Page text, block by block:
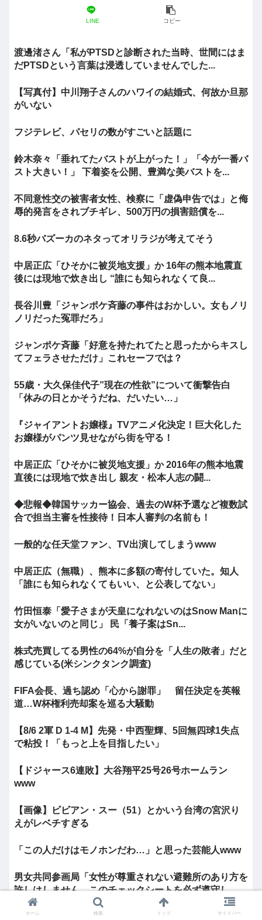
LINE コピー
渡邊渚さん「私がPTSDと診断された当時、世間にはま
だPTSDという言葉は浸透していませんでした...
【写真付】中川翔子さんのハワイの結婚式、何故か旦那
がいない
フジテレビ、パセリの数がすごいと話題に
鈴木奈々「垂れてたバストが上がった！」「今が一番バ
スト大きい！」 下着姿を公開、豊満な美バストを...
不同意性交の被害者女性、検察に「虚偽申告では」と侮
辱的発言をされブチギレ、500万円の損害賠償を...
8.6秒バズーカのネタってオリラジが考えてそう
中居正広「ひそかに被災地支援」か 16年の熊本地震直
後には現地で炊き出し “誰にも知られなくて良...
長谷川豊「ジャンポケ斉藤の事件はおかしい。女もノリ
ノリだった冤罪だろ」
ジャンポケ斉藤「好意を持たれてたと思ったからキスし
てフェラさせただけ」これセーフでは？
55歳・大久保佳代子”現在の性欲”について衝撃告白
「休みの日とかそうだね、だいたい…」
『ジャイアントお嬢様』TVアニメ化決定！巨大化した
お嬢様がパンツ見せながら街を守る！
中居正広「ひそかに被災地支援」か 2016年の熊本地震
直後には現地で炊き出し 親友・松本人志の闘...
◆悲報◆韓国サッカー協会、過去のW杯予選など複数試
合で担当主審を性接待！日本人審判の名前も！
一般的な任天堂ファン、TV出演してしまうwww
中居正広（無職）、熊本に多額の寄付していた。知人
「誰にも知られなくてもいい、と公表してない」
竹田恒泰「愛子さまが天皇になれないのはSnow Manに
女がいないのと同じ」 民「養子案はSn...
株式売買してる男性の64%が自分を「人生の敗者」だと
感じている(米シンクタンク調査)
FIFA会長、過ち認め「心から謝罪」 留任決定を英報
道…W杯権利売却案を巡る大騒動
【8/6 2軍 D 1-4 M】先発・中西聖輝、5回無四球1失点
で粘投！「もっと上を目指したい」
【ドジャース6連敗】大谷翔平25号26号ホームラン
www
【画像】ビビアン・スー（51）とかいう台湾の宮沢り
えがレベチすぎる
「この人だけはモノホンだわ…」と思った芸能人www
男女共同参画局「女性が尊重されない避難所のあり方を
許しはしません、このチェックシートを必ず遵守し...
【高市】高市「非核三原則は邪魔」原爆式典での高市
ホーム 検索 トップ サイドバー